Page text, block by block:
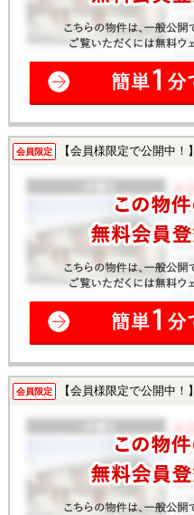
会員限定 【会員様限定で公開中！】
会員限定 【会員様限定で公開中！】